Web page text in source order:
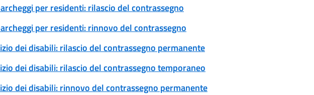
per residenti: rilascio del contrassegno
per residenti: rinnovo del contrassegno
dei disabili: rilascio del contrassegno permanente
dei disabili: rilascio del contrassegno temporaneo
dei disabili: rinnovo del contrassegno permanente